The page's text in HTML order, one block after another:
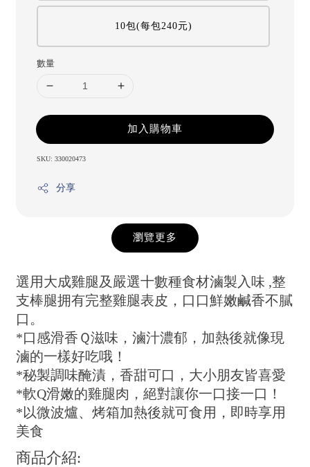
10包(每包240元)
數量
加入購物車
SKU: 330020473
分享
瀏覽更多
選用大成雞腿及嚴選十數種食材滷製入味 ,整
支棒腿拥有完整雞腿表皮，口口鮮嫩鹹香不膩
口。
*口感滑香Ｑ滋味，滷汁濃郁，加熱後就像現
滷的一樣好吃哦！
*秘製調味醃漬，香甜可口，大小朋友皆喜愛
*軟Q滑嫩的雞腿肉，絕對讓你一口接一口！
*以微波爐、烤箱加熱後就可食用，即時享用
美食
商品介紹: